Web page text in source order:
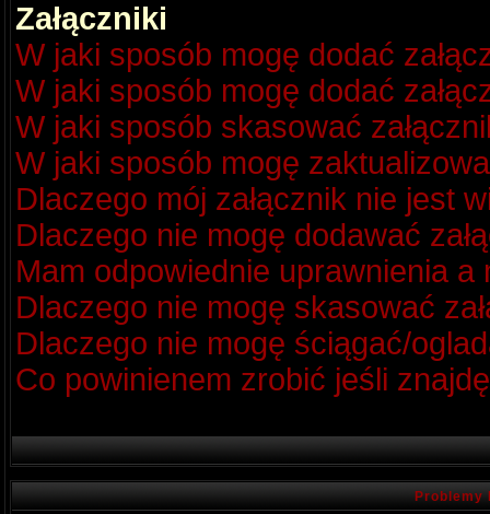
Załączniki
W jaki sposób mogę dodać
W jaki sposób mogę dodać
W jaki sposób skasować
W jaki sposób mogę
Dlaczego mój załącznik nie jest
Dlaczego nie mogę dodawać
Mam odpowiednie uprawnienia a
Dlaczego nie mogę skasować
Dlaczego nie mogę ściągać/
Co powinienem zrobić jeśli
Problemy